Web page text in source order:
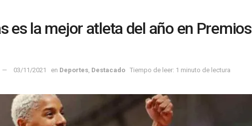
es la mejor atleta del año en Premios
03/11/2021 en Deportes Destacado Tiempo de leer: 1 minuto de lectura